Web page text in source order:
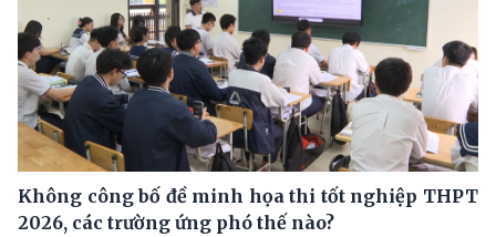
Không công bố đề minh họa thi tốt nghiệp THPT
2026, các trường ứng phó thế nào?